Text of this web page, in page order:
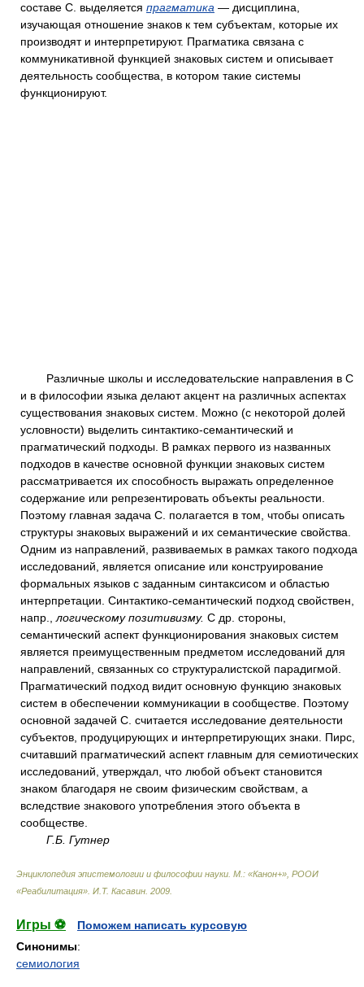
составе С. выделяется прагматика — дисциплина,
изучающая отношение знаков к тем субъектам, которые их
производят и интерпретируют. Прагматика связана с
коммуникативной функцией знаковых систем и описывает
деятельность сообщества, в котором такие системы
функционируют.
Различные школы и исследовательские направления в С
и в философии языка делают акцент на различных аспектах
существования знаковых систем. Можно (с некоторой долей
условности) выделить синтактико-семантический и
прагматический подходы. В рамках первого из названных
подходов в качестве основной функции знаковых систем
рассматривается их способность выражать определенное
содержание или репрезентировать объекты реальности.
Поэтому главная задача С. полагается в том, чтобы описать
структуры знаковых выражений и их семантические свойства.
Одним из направлений, развиваемых в рамках такого подхода
исследований, является описание или конструирование
формальных языков с заданным синтаксисом и областью
интерпретации. Синтактико-семантический подход свойствен,
напр., логическому позитивизму. С др. стороны,
семантический аспект функционирования знаковых систем
является преимущественным предметом исследований для
направлений, связанных со структуралистской парадигмой.
Прагматический подход видит основную функцию знаковых
систем в обеспечении коммуникации в сообществе. Поэтому
основной задачей С. считается исследование деятельности
субъектов, продуцирующих и интерпретирующих знаки. Пирс,
считавший прагматический аспект главным для семиотических
исследований, утверждал, что любой объект становится
знаком благодаря не своим физическим свойствам, а
вследствие знакового употребления этого объекта в
сообществе.
Г.Б. Гутнер
Энциклопедия эпистемологии и философии науки. М.: «Канон+», РООИ
«Реабилитация» И.Т. Касавин 2009
Игры ⚽
Поможем написать курсовую
Синонимы:
семиология